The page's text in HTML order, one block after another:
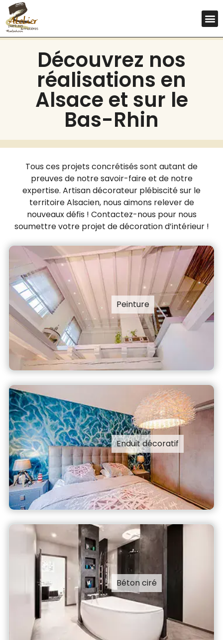
Découvrez nos
réalisations en
Alsace et sur le
Bas-Rhin
Tous ces projets concrétisés sont autant de
preuves de notre savoir-faire et de notre
expertise. Artisan décorateur plébiscité sur le
territoire Alsacien, nous aimons relever de
nouveaux défis ! Contactez-nous pour nous
soumettre votre projet de décoration d’intérieur !
Peinture
Enduit décoratif
Béton ciré